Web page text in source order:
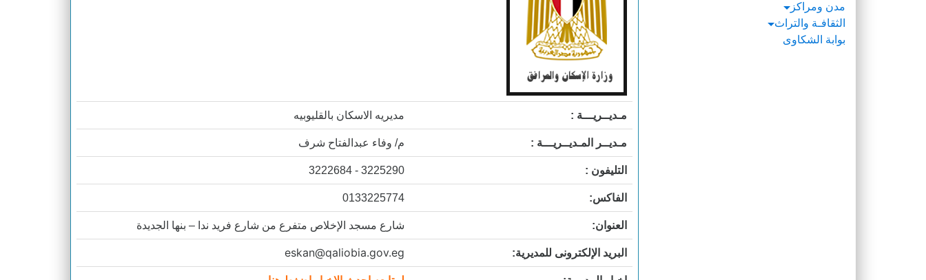
مدن ومراكز
الثقافـة والتراث
بوابة الشكاوى
مـديــريـــة : مديريه الاسكان بالقليوبيه
مـديــر المـديــريـــة : م/ وفاء عبدالفتاح شرف
التليفون : 3225290 - 3222684
الفاكس: 0133225774
العنوان: شارع مسجد الإخلاص متفرع من شارع فريد ندا – بنها الجديدة
البريد الإلكترونى للمديرية: eskan@qaliobia.gov.eg